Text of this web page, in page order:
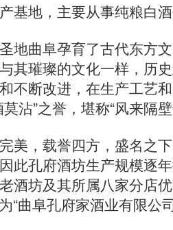
基地，主要从事纯粮白
地曲阜孕育了古代东方
其璀璨的文化一样，历
不断改进，在生产工艺
沾”之誉，堪称“风来隔
美，载誉四方，盛名之
此孔府酒坊生产规模逐
酒坊及其所属八家分店
“曲阜孔府家酒业有限公